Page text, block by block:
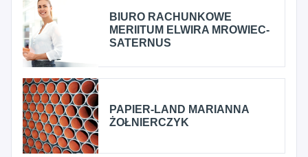
BIURO RACHUNKOWE
MERIITUM ELWIRA MROWIEC-
SATERNUS
PAPIER-LAND MARIANNA
ŻOŁNIERCZYK